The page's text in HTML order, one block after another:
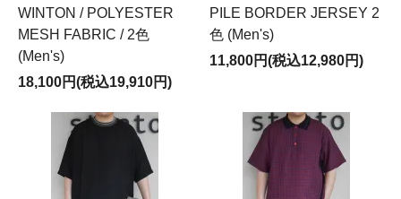
WINTON / POLYESTER
MESH FABRIC / 2色
(Men's)
18,100円(税込19,910円)
PILE BORDER JERSEY 2
色 (Men's)
11,800円(税込12,980円)